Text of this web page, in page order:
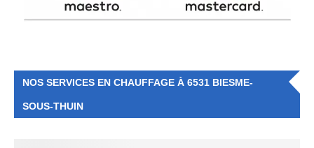
NOS SERVICES EN CHAUFFAGE À 6531 BIESME-
SOUS-THUIN